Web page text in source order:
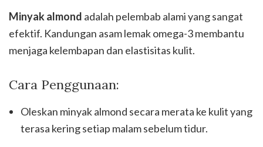
Minyak almond adalah pelembab alami yang sangat
efektif. Kandungan asam lemak omega-3 membantu
menjaga kelembapan dan elastisitas kulit.
Cara Penggunaan:
Oleskan minyak almond secara merata ke kulit yang
terasa kering setiap malam sebelum tidur.